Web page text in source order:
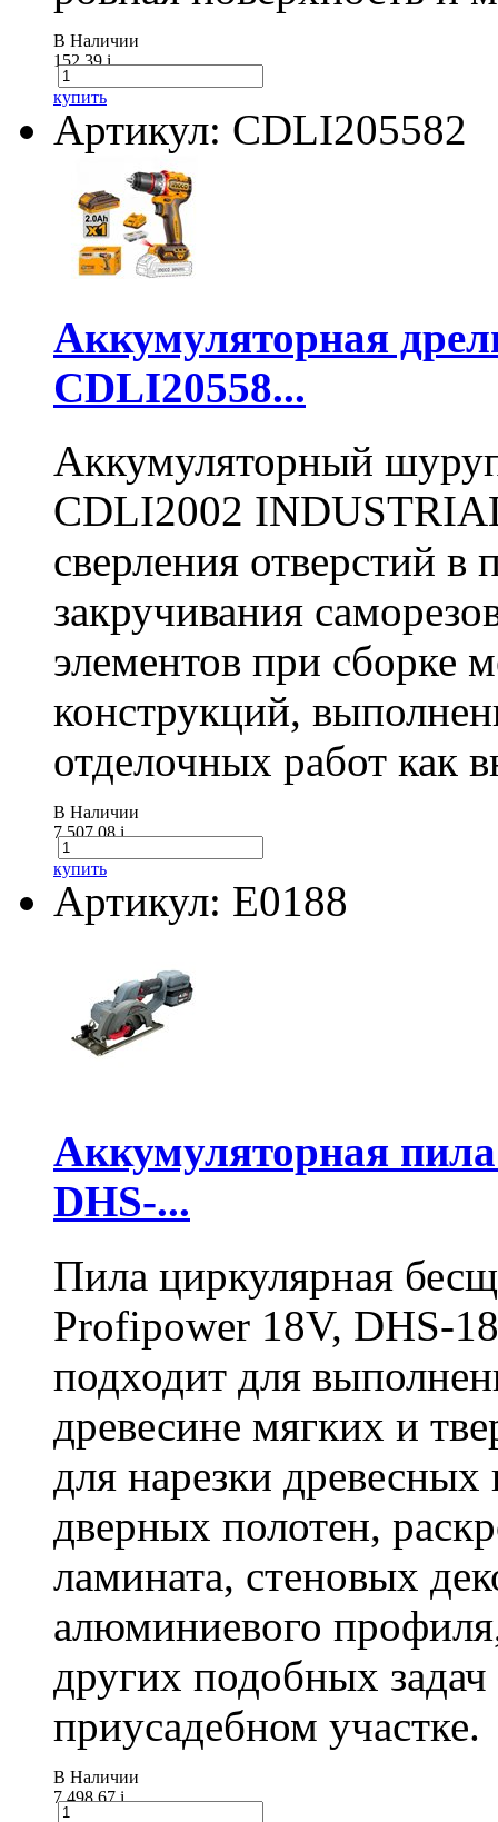
В Наличии
152.39i
купить
Артикул: CDLI205582
Аккумуляторная
CDLI20558...
Аккумуляторный
CDLI2002
сверления отверстий в
закручивания
элементов при сборке
конструкций,
отделочных работ как
В Наличии
7 507.08i
купить
Артикул: E0188
Аккумуляторная
DHS-...
Пила циркулярная
Profipower 18V, DHS-
подходит для
древесине мягких и
для нарезки
дверных полотен,
ламината, стеновых
алюминиевого
других подобных
приусадебном участке.
В Наличии
7 498.67i